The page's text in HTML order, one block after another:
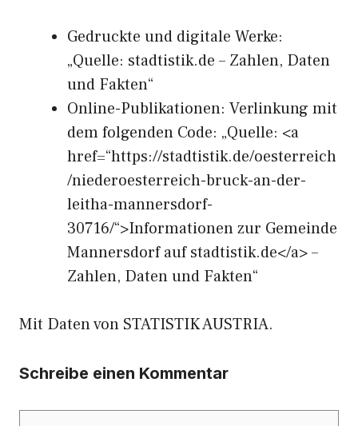
Gedruckte und digitale Werke:
„Quelle: stadtistik.de – Zahlen, Daten
und Fakten“
Online-Publikationen: Verlinkung mit
dem folgenden Code: „Quelle: <a
href=“https://stadtistik.de/oesterreich
/niederoesterreich-bruck-an-der-
leitha-mannersdorf-
30716/“>Informationen zur Gemeinde
Mannersdorf auf stadtistik.de</a> –
Zahlen, Daten und Fakten“
Mit Daten von STATISTIK AUSTRIA.
Schreibe einen Kommentar